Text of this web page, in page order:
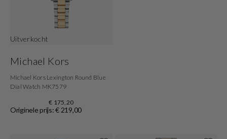
Uitverkocht
Michael Kors
Michael Kors Lexington Round Blue
Dial Watch MK7579
€ 175,20
Originele prijs: € 219,00